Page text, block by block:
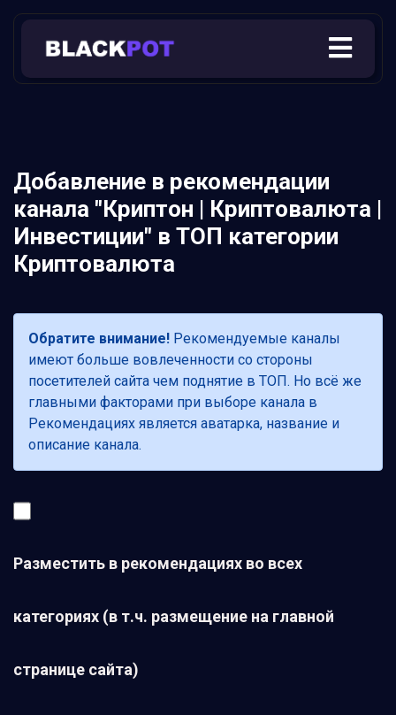
Добавление в рекомендации
канала "Криптон | Криптовалюта |
Инвестиции" в ТОП категории
Криптовалюта
Обратите внимание! Рекомендуемые каналы
имеют больше вовлеченности со стороны
посетителей сайта чем поднятие в ТОП. Но всё же
главными факторами при выборе канала в
Рекомендациях является аватарка, название и
описание канала.
Разместить в рекомендациях во всех
категориях (в т.ч. размещение на главной
странице сайта)